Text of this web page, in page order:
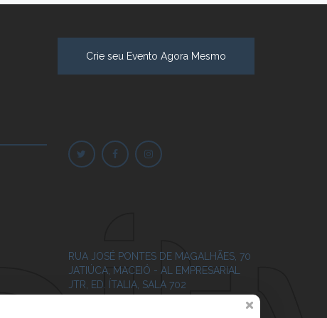
Crie seu Evento Agora Mesmo
RUA JOSÉ PONTES DE MAGALHÃES, 70
JATIÚCA, MACEIÓ - AL
EMPRESARIAL
JTR, ED. ÍTALIA, SALA 702